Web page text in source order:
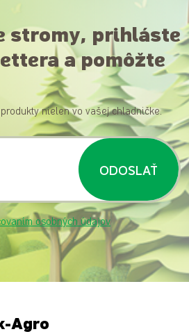
stromy, prihláste
a pomôžte
nielen vo vašej chladničke.
ODOSLAŤ
osobných údajov
Agro